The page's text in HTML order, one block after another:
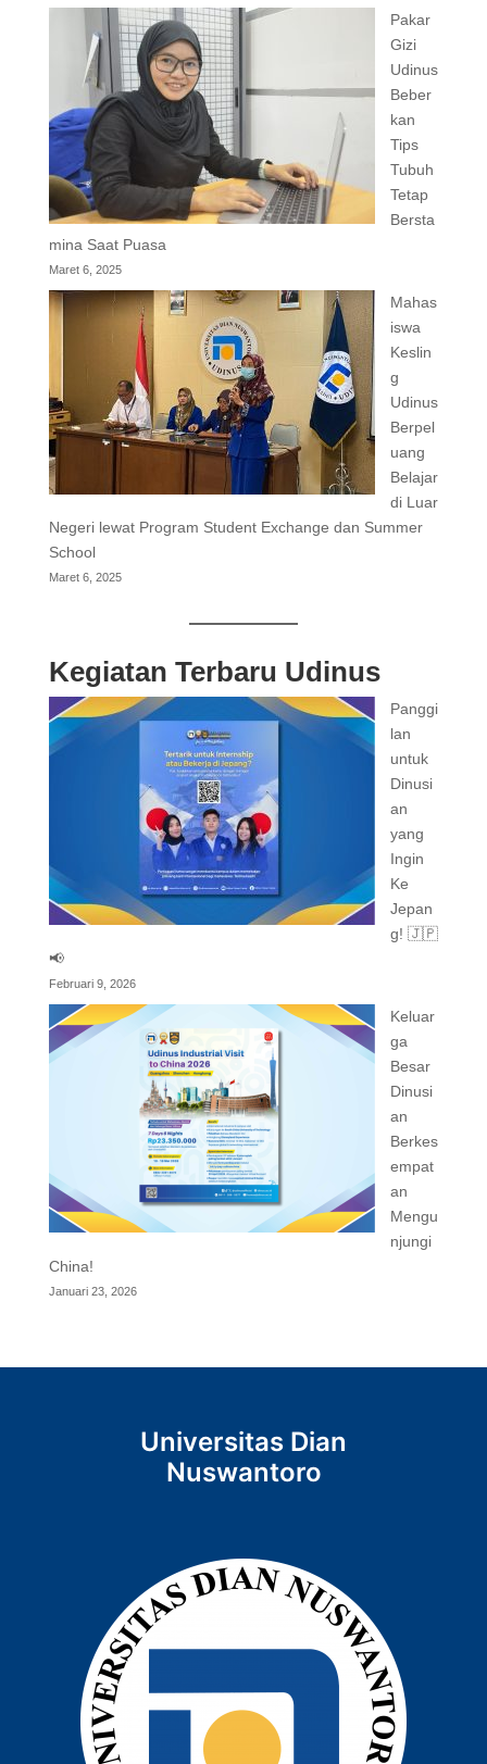
Pakar
Gizi
Udinus
Beber
kan
Tips
Tubuh
Tetap
Bersta
mina Saat Puasa
Maret 6, 2025
Mahas
iswa
Keslin
g
Udinus
Berpel
uang
Belajar
di Luar
Negeri lewat Program Student Exchange dan Summer
School
Maret 6, 2025
Kegiatan Terbaru Udinus
Panggi
lan
untuk
Dinusi
an
yang
Ingin
Ke
Jepan
g! 🇯🇵
📢
Februari 9, 2026
Keluar
ga
Besar
Dinusi
an
Berkes
empat
an
Mengu
njungi
China!
Januari 23, 2026
Universitas Dian
Nuswantoro